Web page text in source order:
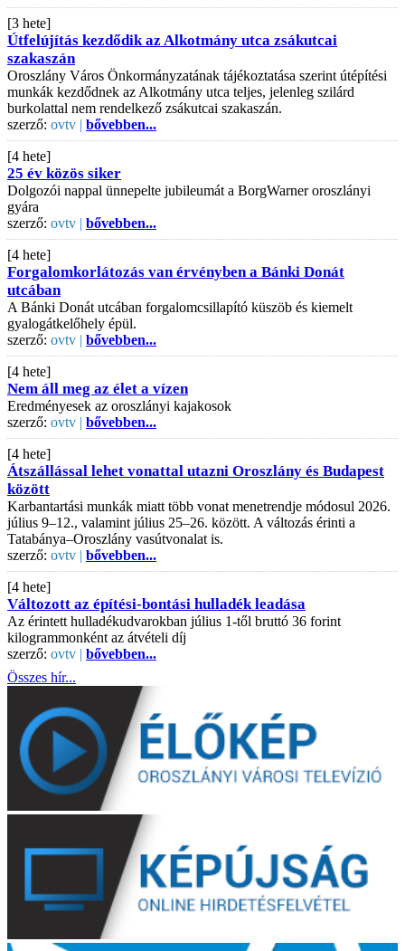
[3 hete]
Útfelújítás kezdődik az Alkotmány utca zsákutcai
szakaszán
Oroszlány Város Önkormányzatának tájékoztatása szerint útépítési
munkák kezdődnek az Alkotmány utca teljes, jelenleg szilárd
burkolattal nem rendelkező zsákutcai szakaszán.
szerző: ovtv | bővebben...
[4 hete]
25 év közös siker
Dolgozói nappal ünnepelte jubileumát a BorgWarner oroszlányi
gyára
szerző: ovtv | bővebben...
[4 hete]
Forgalomkorlátozás van érvényben a Bánki Donát
utcában
A Bánki Donát utcában forgalomcsillapító küszöb és kiemelt
gyalogátkelőhely épül.
szerző: ovtv | bővebben...
[4 hete]
Nem áll meg az élet a vízen
Eredményesek az oroszlányi kajakosok
szerző: ovtv | bővebben...
[4 hete]
Átszállással lehet vonattal utazni Oroszlány és Budapest
között
Karbantartási munkák miatt több vonat menetrendje módosul 2026.
július 9–12., valamint július 25–26. között. A változás érinti a
Tatabánya–Oroszlány vasútvonalat is.
szerző: ovtv | bővebben...
[4 hete]
Változott az építési-bontási hulladék leadása
Az érintett hulladékudvarokban július 1-től bruttó 36 forint
kilogrammonként az átvételi díj
szerző: ovtv | bővebben...
Összes hír...